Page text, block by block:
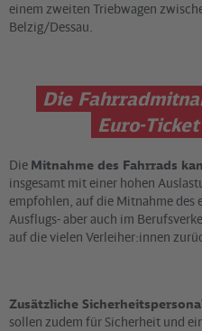
einem zweiten Triebwagen
Belzig/Dessau.
Die
Euro-
Die Mitnahme des Fahrrads
insgesamt mit einer hohen
empfohlen, auf die Mitnahme des
Ausflugs- aber auch im
auf die vielen Verleiher:innen
Zusätzliche
sollen zudem für Sicherheit und